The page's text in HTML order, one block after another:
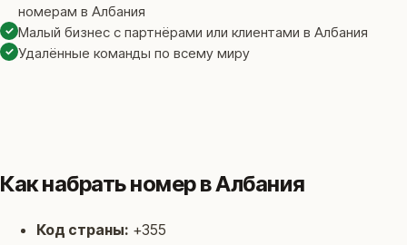
номерам в Албания
✓ Малый бизнес с партнёрами или клиентами в Албания
✓ Удалённые команды по всему миру
Как набрать номер в Албания
Код страны: +355